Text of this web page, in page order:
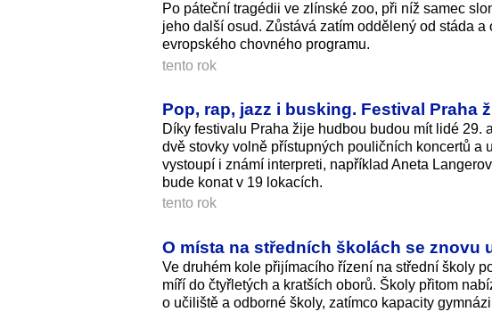
Po páteční tragédii ve zlínské zoo, při níž samec
jeho další osud. Zůstává zatím oddělený od stáda
evropského chovného programu.
tento rok
Pop, rap, jazz i busking. Festival
Díky festivalu Praha žije hudbou budou mít lidé 29.
dvě stovky volně přístupných pouličních koncertů
vystoupí i známí interpreti, například Aneta
bude konat v 19 lokacích.
tento rok
O místa na středních školách se znovu
Ve druhém kole přijímacího řízení na střední školy
míří do čtyřletých a kratších oborů. Školy přitom
o učiliště a odborné školy, zatímco kapacity